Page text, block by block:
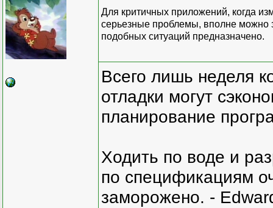
Для критичных приложений, когда
серьезные проблемы, вполне можно
подобных ситуаций предназначено.
Всего лишь неделя
отладки могут
планирование
Ходить по воде и
по спецификациям
заморожено. -